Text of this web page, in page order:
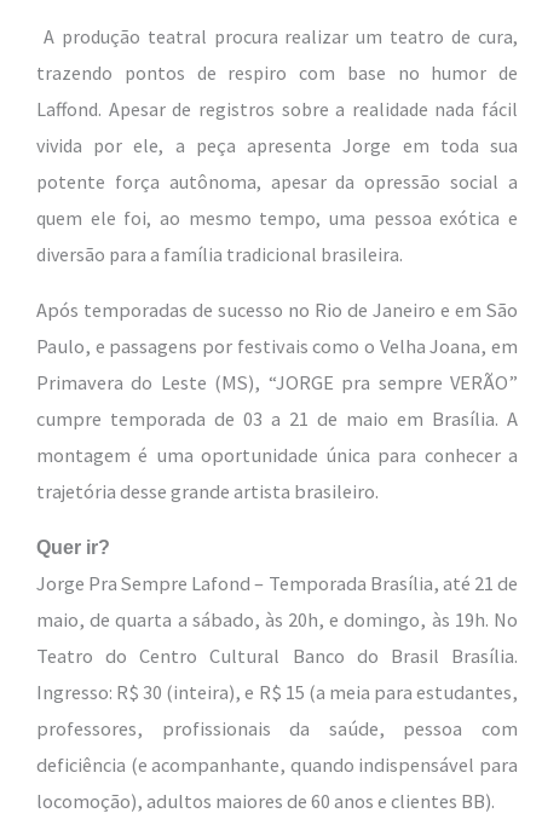
A produção teatral procura realizar um teatro de cura,
trazendo pontos de respiro com base no humor de
Laffond. Apesar de registros sobre a realidade nada fácil
vivida por ele, a peça apresenta Jorge em toda sua
potente força autônoma, apesar da opressão social a
quem ele foi, ao mesmo tempo, uma pessoa exótica e
diversão para a família tradicional brasileira.
Após temporadas de sucesso no Rio de Janeiro e em São
Paulo, e passagens por festivais como o Velha Joana, em
Primavera do Leste (MS), “JORGE pra sempre VERÃO”
cumpre temporada de 03 a 21 de maio em Brasília. A
montagem é uma oportunidade única para conhecer a
trajetória desse grande artista brasileiro.
Quer ir?
Jorge Pra Sempre Lafond – Temporada Brasília, até 21 de
maio,de quarta a sábado, às 20h, e domingo, às 19h. No
Teatro do Centro Cultural Banco do Brasil Brasília.
Ingresso: R$ 30 (inteira), e R$ 15 (a meia para estudantes,
professores, profissionais da saúde, pessoa com
deficiência (e acompanhante, quando indispensável para
locomoção), adultos maiores de 60 anos e clientes BB).